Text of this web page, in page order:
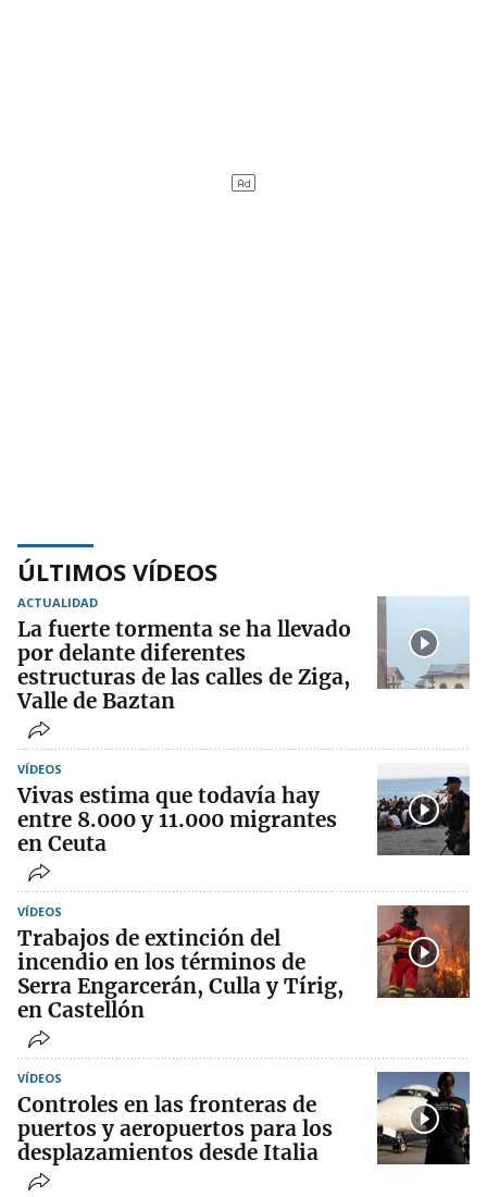
ÚLTIMOS VÍDEOS
ACTUALIDAD
La fuerte tormenta se ha llevado
por delante diferentes
estructuras de las calles de Ziga,
Valle de Baztan
VÍDEOS
Vivas estima que todavía hay
entre 8.000 y 11.000 migrantes
en Ceuta
VÍDEOS
Trabajos de extinción del
incendio en los términos de
Serra Engarcerán, Culla y Tírig,
en Castellón
VÍDEOS
Controles en las fronteras de
puertos y aeropuertos para los
desplazamientos desde Italia